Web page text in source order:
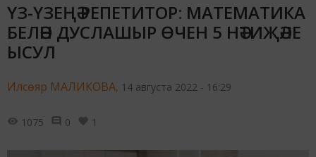
ҮЗ-ҮЗЕҢӘ РЕПЕТИТОР: МАТЕМАТИКА
БЕЛӘН ДУСЛАШЫР ӨЧЕН 5 НӘТИҖӘЛЕ
ЫСУЛ
Илсөяр МАЛИКОВА, 14 августа 2022 - 16:29
1075 0 1